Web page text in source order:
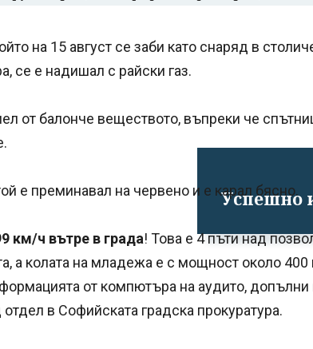
Успешно
на 15 август се заби като снаряд в
се е надишал с райски газ.
от балонче веществото, въпреки че
е преминавал на червено и е карал бясно.
км/ч вътре в града! Това е 4 пъти над
а колата на младежа е с мощност около
от компютъра на аудито, допълни
в Софийската градска прокуратура.